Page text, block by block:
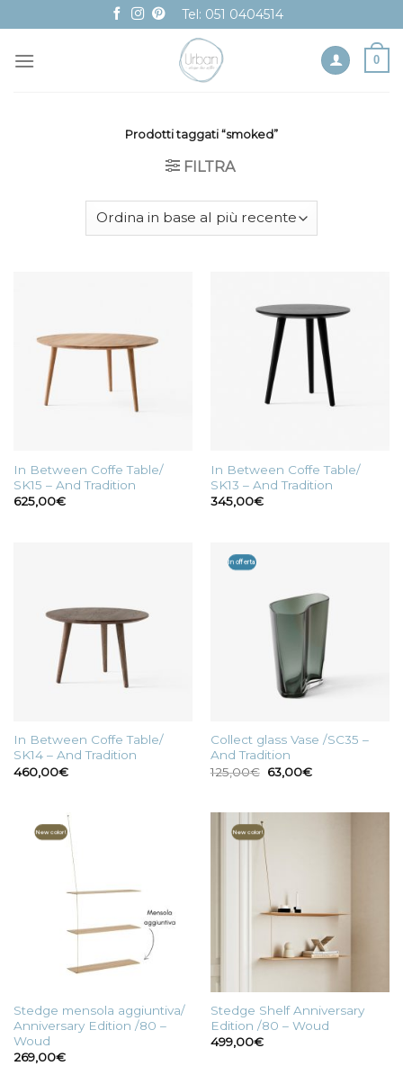
to
content
Tel: 051 0404514
0
Prodotti taggati “smoked”
FILTRA
In Between Coffe Table/
SK15 – And Tradition
625,00€
In Between Coffe Table/
SK13 – And Tradition
345,00€
In Between Coffe Table/
SK14 – And Tradition
460,00€
In offerta
Collect glass Vase /SC35 –
And Tradition
125,00€ Il
prezzo
125,00€.
63,00€Il
63,00€.
New color!
Stedge mensola aggiuntiva/
Anniversary Edition /80 –
Woud
269,00€
New color!
Stedge Shelf Anniversary
Edition /80 – Woud
499,00€